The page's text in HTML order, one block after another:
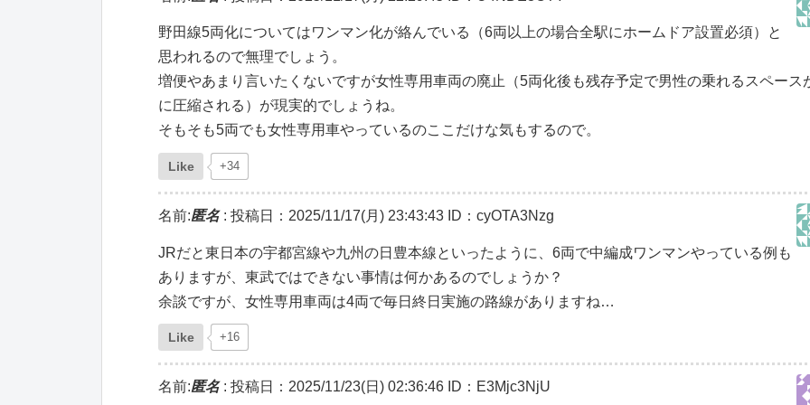
野田線5両化についてはワンマン化が絡んでいる（6両以上の場合全駅にホームドア設置必須）と
思われるので無理でしょう。
増便やあまり言いたくないですが女性専用車両の廃止（5両化後も残存予定で男性の乗れるスペース
に圧縮される）が現実的でしょうね。
そもそも5両でも女性専用車やっているのここだけな気もするので。
Like +34
名前:匿名: 投稿日：2025/11/17(月) 23:43:43 ID：cyOTA3Nzg
JRだと東日本の宇都宮線や九州の日豊本線といったように、6両で中編成ワンマンやっている例も
ありますが、東武ではできない事情は何かあるのでしょうか？
余談ですが、女性専用車両は4両で毎日終日実施の路線がありますね…
Like +16
名前:匿名: 投稿日：2025/11/23(日) 02:36:46 ID：E3Mjc3NjU